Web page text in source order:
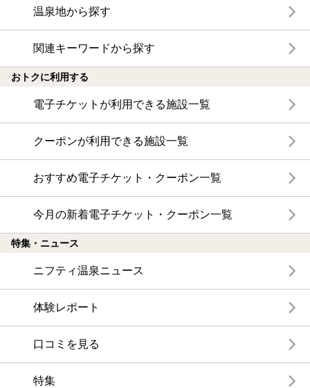
温泉地から探す
関連キーワードから探す
おトクに利用する
電子チケットが利用できる施設一覧
クーポンが利用できる施設一覧
おすすめ電子チケット・クーポン一覧
今月の新着電子チケット・クーポン一覧
特集・ニュース
ニフティ温泉ニュース
体験レポート
口コミを見る
特集